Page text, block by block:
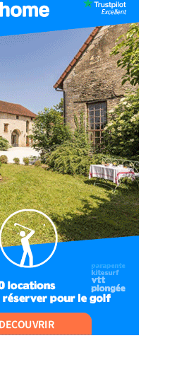
: SKI & RANDONNÉE DANS LES
DE LA RAQUETTE EN PLEIN MILIEU
DÉCOUVERTE DU VERCORS ET DU
!
UN SPORTIHOME CHEZ
!
: UN SEJOUR SPORTIF PROCHE DE
: SÉJOUR AU BORD DE LA SAÔNE
: ANNECY, ENTRE LAC ET
SPORT & NATURE